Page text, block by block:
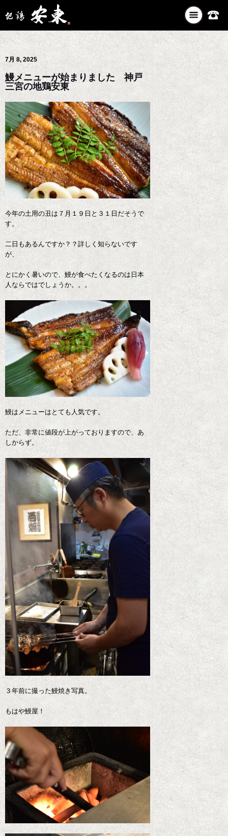
ナ
ビ
ゲ
シ
7月 8, 2025
鰻メニューが始まりました 神戸
三宮の地鶏安東
今年の土用の丑は７月１９日と３１日だそうで
す。
二日もあるんですか？？詳しく知らないです
が、
とにかく暑いので、鰻が食べたくなるのは日本
人ならではでしょうか。。。
鰻はメニューはとても人気です。
ただ、非常に値段が上がっておりますので、あ
しからず。
３年前に撮った鰻焼き写真。
もはや鰻屋！